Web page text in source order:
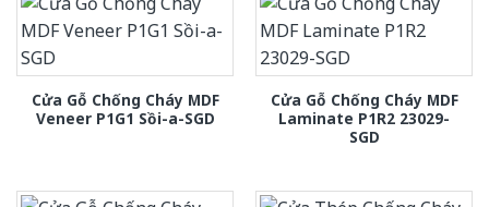
Cửa Gỗ Chống Cháy MDF
Veneer P1G1 Sồi-a-SGD
Cửa Gỗ Chống Cháy MDF
Laminate P1R2 23029-
SGD